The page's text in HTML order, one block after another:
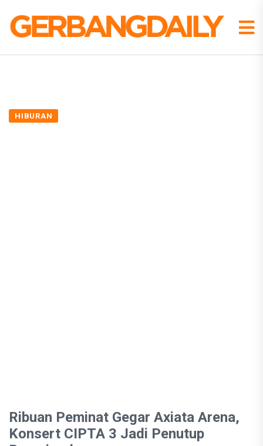
HIBURAN
Ribuan Peminat Gegar Axiata Arena,
Konsert CIPTA 3 Jadi Penutup